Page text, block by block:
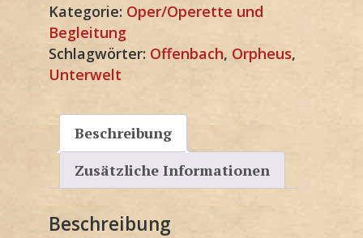
Kategorie: Oper/Operette und
Begleitung
Schlagwörter: Offenbach, Orpheus,
Unterwelt
Beschreibung
Zusätzliche Informationen
Beschreibung